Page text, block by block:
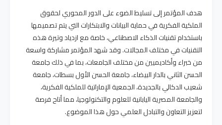
هدف المؤتمر إلى تسليط الضوء على الدور المحوري لحقوق
الملكية الفكرية في حماية البيانات والابتكارات التي يتم تصميمها
باستخدام تقنيات الذكاء الاصطناعي، خاصة مع ازدياد وتيرة هذه
التقنيات في مختلف المجالات. وقد شهد المؤتمر مشاركة واسعة
من خبراء وأكاديميين من مختلف الجامعات، بما في ذلك جامعة
الحسن الثاني بالدار البيضاء، جامعة الحسن الأول بسطات، جامعة
شعيب الدكالي بالجديدة، الجمعية الإماراتية للملكية الفكرية،
والجامعة المصرية اليابانية للعلوم والتكنولوجيا، مما أتاح فرصة
لتعزيز التعاون والتبادل العلمي حول هذا الموضوع.